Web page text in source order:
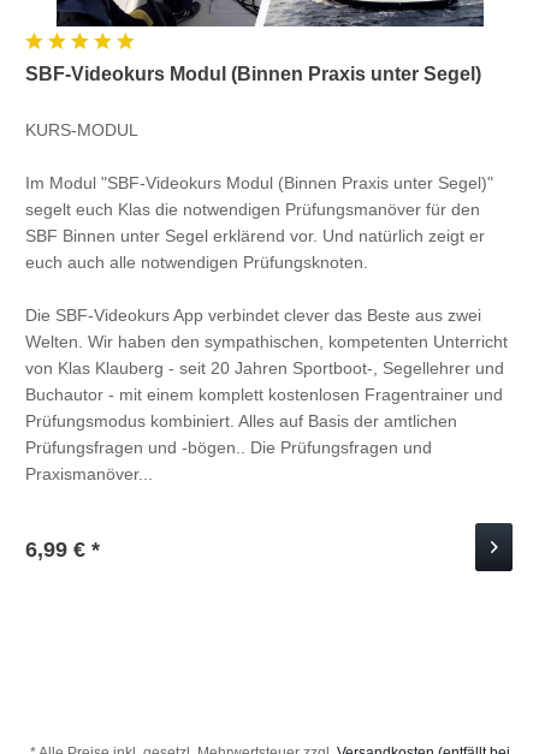
SBF-Videokurs Modul (Binnen Praxis unter Segel)
KURS-MODUL
Im Modul "SBF-Videokurs Modul (Binnen Praxis unter Segel)"
segelt euch Klas die notwendigen Prüfungsmanöver für den
SBF Binnen unter Segel erklärend vor. Und natürlich zeigt er
euch auch alle notwendigen Prüfungsknoten.
Die SBF-Videokurs App verbindet clever das Beste aus zwei
Welten. Wir haben den sympathischen, kompetenten Unterricht
von Klas Klauberg - seit 20 Jahren Sportboot-, Segellehrer und
Buchautor - mit einem komplett kostenlosen Fragentrainer und
Prüfungsmodus kombiniert. Alles auf Basis der amtlichen
Prüfungsfragen und -bögen.. Die Prüfungsfragen und
Praxismanöver...
6,99 € *